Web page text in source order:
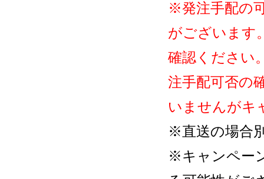
※発注手配の
がございます
確認ください
注手配可否の
いませんがキ
※直送の場合
※キャンペー